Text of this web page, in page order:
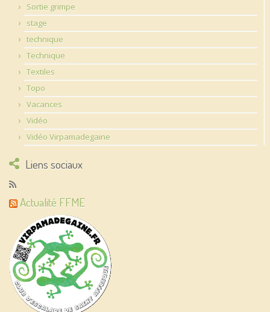
Sortie grimpe
stage
technique
Technique
Textiles
Topo
Vacances
Vidéo
Vidéo Virpamadegaine
Liens sociaux
Actualité FFME